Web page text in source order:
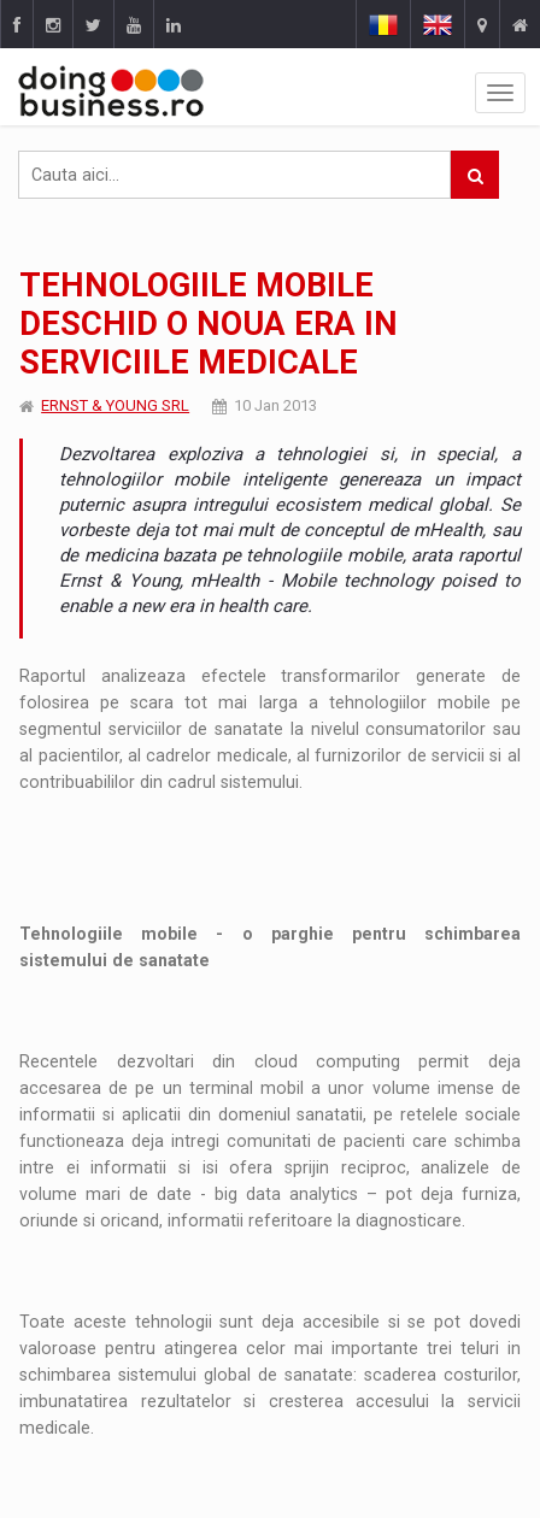
TEHNOLOGIILE MOBILE
DESCHID O NOUA ERA IN
SERVICIILE MEDICALE
ERNST & YOUNG SRL 10 Jan 2013
Dezvoltarea exploziva a tehnologiei si, in special, a
tehnologiilor mobile inteligente genereaza un impact
puternic asupra intregului ecosistem medical global. Se
vorbeste deja tot mai mult de conceptul de mHealth, sau
de medicina bazata pe tehnologiile mobile, arata raportul
Ernst & Young, mHealth - Mobile technology poised to
enable a new era in health care.
Raportul analizeaza efectele transformarilor generate de
folosirea pe scara tot mai larga a tehnologiilor mobile pe
segmentul serviciilor de sanatate la nivelul consumatorilor sau
al pacientilor, al cadrelor medicale, al furnizorilor de servicii si al
contribuabililor din cadrul sistemului.
Tehnologiile mobile - o parghie pentru schimbarea
sistemului de sanatate
Recentele dezvoltari din cloud computing permit deja
accesarea de pe un terminal mobil a unor volume imense de
informatii si aplicatii din domeniul sanatatii, pe retelele sociale
functioneaza deja intregi comunitati de pacienti care schimba
intre ei informatii si isi ofera sprijin reciproc, analizele de
volume mari de date - big data analytics – pot deja furniza,
oriunde si oricand, informatii referitoare la diagnosticare.
Toate aceste tehnologii sunt deja accesibile si se pot dovedi
valoroase pentru atingerea celor mai importante trei teluri in
schimbarea sistemului global de sanatate: scaderea costurilor,
imbunatatirea rezultatelor si cresterea accesului la servicii
medicale.